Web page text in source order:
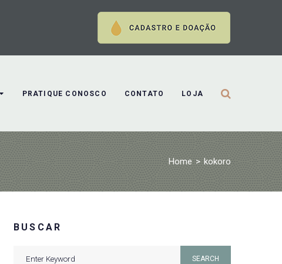
PRATIQUE CONOSCO CONTATO LOJA
Home > kokoro
BUSCAR
SEARCH